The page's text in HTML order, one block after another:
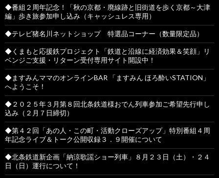
◆番組２周年記念！「秋の京都・廃線跡と旧街道を歩く京都～大津
編」歩き旅参加申し込み（キャッシュレス専用）
◆テレビ猪名川ネットショップ 特選品コーナー（数量限定品）
◆くまもと応援鉄プロジェクト「鉄道と沿線に経済効果＆笑顔」リ
ベンジご支援・リターン受付専用サイト開設中！
◆ますみんママのオンラインBAR 「ますみん ほろ酔いSTATION」
へようこそ！
◆２０２５年３月第８回北条鉄道様おでん列車参加ご希望先行申し
込み（２月７日締切）
◆第４２回「あの人・この町・活動クローズアップ」特別番組４周
年記念ライブ＆トーク公開収録３．９開催について
◆北条鉄道新企画「納涼歌謡ショー列車」８月２３日（土）・２４
日（日）運行について！